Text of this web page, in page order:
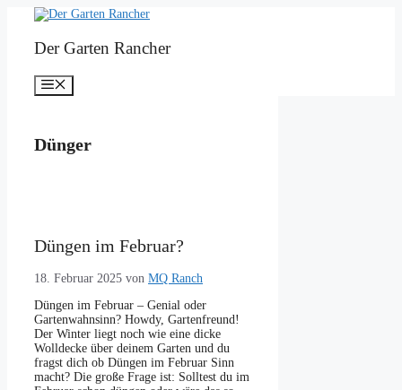
springenDer Garten Rancher
Dünger
Düngen im Februar?
18. Februar 2025 von MQ Ranch
Düngen im Februar – Genial oder
Gartenwahnsinn? Howdy, Gartenfreund!
Der Winter liegt noch wie eine dicke
Wolldecke über deinem Garten und du
fragst dich ob Düngen im Februar Sinn
macht? Die große Frage ist: Solltest du im